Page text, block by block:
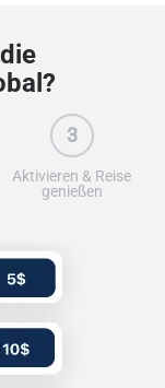
3
Aktivieren & Reise
genießen